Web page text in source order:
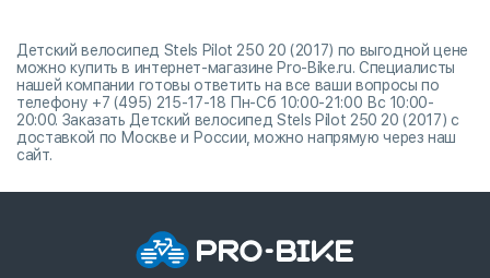
Детский велосипед Stels Pilot 250 20 (2017) по выгодной цене
можно купить в интернет-магазине Pro-Bike.ru. Специалисты
нашей компании готовы ответить на все ваши вопросы по
телефону +7 (495) 215-17-18 Пн-Сб 10:00-21:00 Вс 10:00-
20:00. Заказать Детский велосипед Stels Pilot 250 20 (2017) с
доставкой по Москве и России, можно напрямую через наш
сайт.